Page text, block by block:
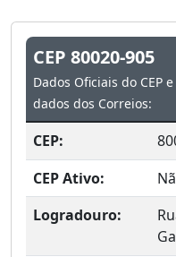
CEP 80020-905
Dados Oficiais do CEP
dados dos Correios:
CEP:
CEP Ativo:
Logradouro: